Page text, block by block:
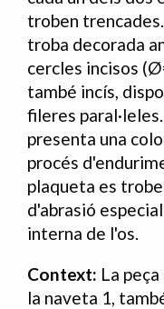
troben
troba decorada
cercles incisos
també incís,
fileres
presenta una
procés
plaqueta es
d'abrasió
interna de l'os.
Context: La
la naveta 1,